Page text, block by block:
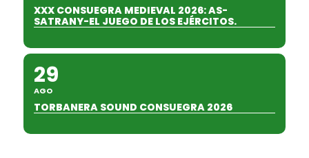
XXX CONSUEGRA MEDIEVAL 2026: AS-
SATRANY-EL JUEGO DE LOS EJÉRCITOS.
29
AGO
TORBANERA SOUND CONSUEGRA 2026